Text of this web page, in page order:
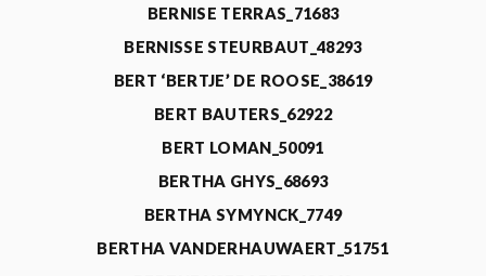
BERNISE TERRAS_71683
BERNISSE STEURBAUT_48293
BERT ‘BERTJE’ DE ROOSE_38619
BERT BAUTERS_62922
BERT LOMAN_50091
BERTHA GHYS_68693
BERTHA SYMYNCK_7749
BERTHA VANDERHAUWAERT_51751